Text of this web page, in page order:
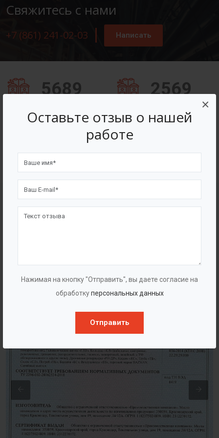
Оставьте отзыв о нашей
работе
Нажимая на кнопку "Отправить", вы даете согласие на
обработкуперсональных данных
Отправить
×
Свяжитесь с нами
+7 (861) 241-02-03 Написать
5689 2569
Счастливых клиентов
Сертификаты